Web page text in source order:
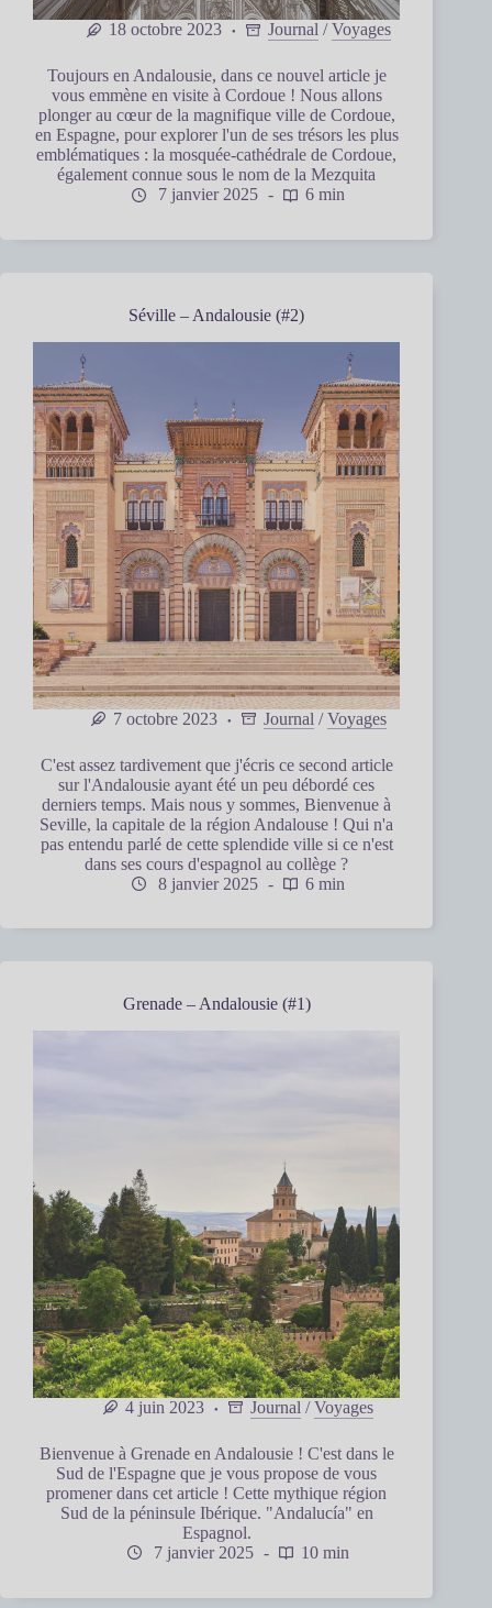
18 octobre 2023 Journal/Voyages
Toujours en Andalousie, dans ce nouvel article je
vous emmène en visite à Cordoue ! Nous allons
plonger au cœur de la magnifique ville de Cordoue,
en Espagne, pour explorer l'un de ses trésors les plus
emblématiques : la mosquée-cathédrale de Cordoue,
également connue sous le nom de la Mezquita
7 janvier 2025
6 min
Séville – Andalousie (#2)
7 octobre 2023 Journal /Voyages
C'est assez tardivement que j'écris ce second article
sur l'Andalousie ayant été un peu débordé ces
derniers temps. Mais nous y sommes, Bienvenue à
Seville, la capitale de la région Andalouse ! Qui n'a
pas entendu parlé de cette splendide ville si ce n'est
dans ses cours d'espagnol au collège ?
8 janvier 2025
6 min
Grenade – Andalousie (#1)
4 juin 2023 Journal /Voyages
Bienvenue à Grenade en Andalousie ! C'est dans le
Sud de l'Espagne que je vous propose de vous
promener dans cet article ! Cette mythique région
Sud de la péninsule Ibérique. "Andalucía" en
Espagnol.
7 janvier 2025
10 min